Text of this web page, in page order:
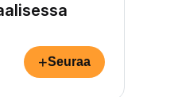
+Seuraa